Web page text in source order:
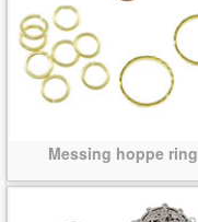
Messing hoppe ring